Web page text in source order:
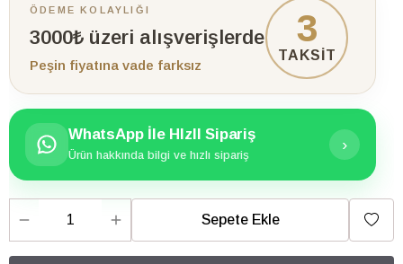
ÖDEME KOLAYLIĞI
3000₺ üzeri alışverişlerde
Peşin fiyatına vade farksız
3
TAKSİT
WhatsApp İle HIzlI Sipariş
Ürün hakkında bilgi ve hızlı sipariş
›
Sepete Ekle